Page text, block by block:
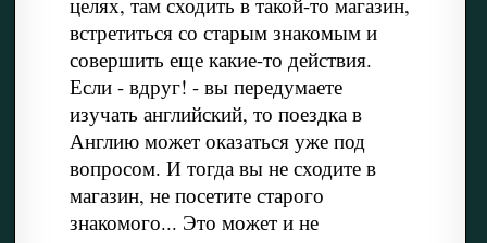
встретиться со старым знакомым и
совершить еще какие-то действия.
Если - вдруг! - вы передумаете
изучать английский, то поездка в
Англию может оказаться уже под
вопросом. И тогда вы не сходите в
магазин, не посетите старого
знакомого... Это может и не